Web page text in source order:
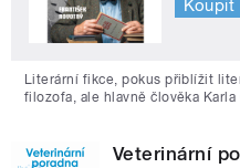
Koupit
Literární fikce, pokus přiblížit
filozofa, ale hlavně člověka
Veterinární